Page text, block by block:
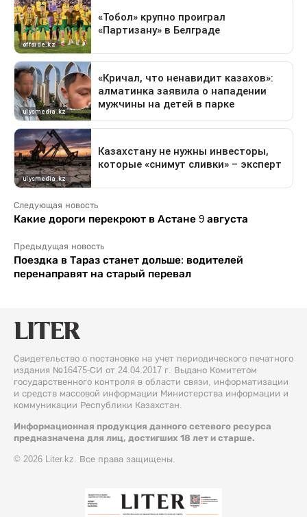
Следующая новость
Какие дороги перекроют в Астане 9 августа
Предыдущая новость
Поездка в Тараз станет дольше: водителей
перенаправят на старый перевал
Свидетельство о постановке на учет периодического печатного
издания №16475-СИ от 24.04.2017 г. Выдано Комитетом
государственного контроля в области связи, информатизации
и средств массовой информации Министерства информации и
коммуникации Республики Казахстан.
Информационная продукция данного сетевого ресурса
предназначена для лиц, достигших 18 лет и старше.
© 2026 Liter.kz. Все права защищены.